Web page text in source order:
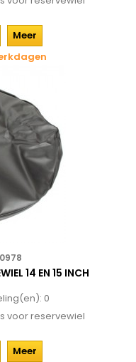
Meer
14 EN 15 INCH
0
voor reservewiel
Meer